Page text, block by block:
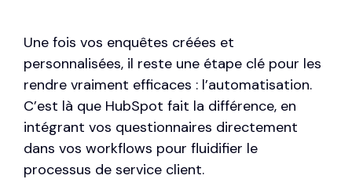
Une fois vos enquêtes créées et
personnalisées, il reste une étape clé pour les
rendre vraiment efficaces : l’automatisation.
C’est là que HubSpot fait la différence, en
intégrant vos questionnaires directement
dans vos workflows pour fluidifier le
processus de service client.